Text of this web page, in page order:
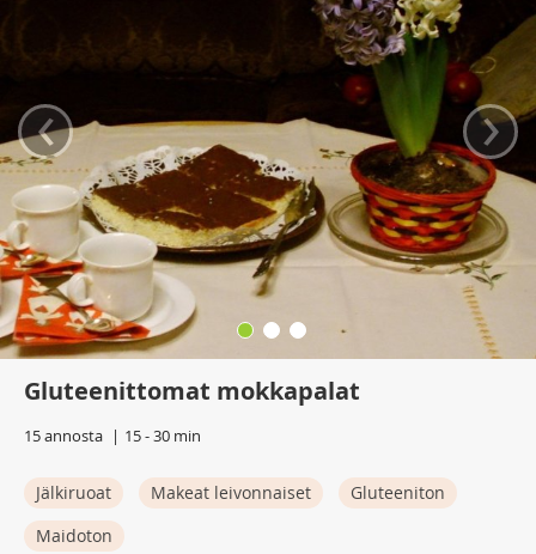
‹ ›
Gluteenittomat mokkapalat
15 annosta 15 - 30 min
Jälkiruoat Makeat leivonnaiset
Gluteeniton
Maidoton